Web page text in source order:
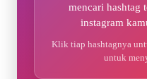
mencari hashtag
instagram
Klik tiap hashtagnya
untuk